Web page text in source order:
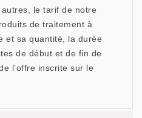
le tarif de notre
de traitement à
et sa quantité, la durée
de début et de fin de
l’offre inscrite sur le